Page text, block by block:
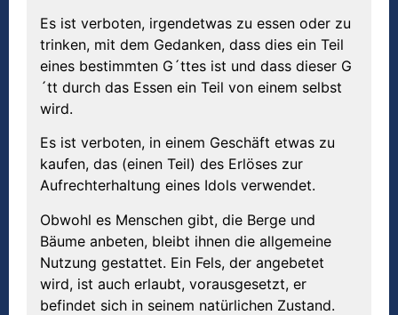
Es ist verboten, irgendetwas zu essen oder zu
trinken, mit dem Gedanken, dass dies ein Teil
eines bestimmten G´ttes ist und dass dieser G
´tt durch das Essen ein Teil von einem selbst
wird.
Es ist verboten, in einem Geschäft etwas zu
kaufen, das (einen Teil) des Erlöses zur
Aufrechterhaltung eines Idols verwendet.
Obwohl es Menschen gibt, die Berge und
Bäume anbeten, bleibt ihnen die allgemeine
Nutzung gestattet. Ein Fels, der angebetet
wird, ist auch erlaubt, vorausgesetzt, er
befindet sich in seinem natürlichen Zustand.